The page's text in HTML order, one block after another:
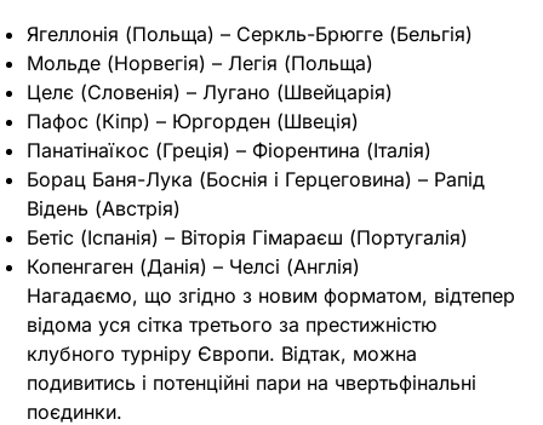
Ягеллонія (Польща) – Серкль-Брюгге (Бельгія)
Мольде (Норвегія) – Легія (Польща)
Целє (Словенія) – Лугано (Швейцарія)
Пафос (Кіпр) – Юргорден (Швеція)
Панатінаїкос (Греція) – Фіорентина (Італія)
Борац Баня-Лука (Боснія і Герцеговина) – Рапід
Відень (Австрія)
Бетіс (Іспанія) – Віторія Гімараєш (Португалія)
Копенгаген (Данія) – Челсі (Англія)
Нагадаємо, що згідно з новим форматом, відтепер
відома уся сітка третього за престижністю
клубного турніру Європи. Відтак, можна
подивитись і потенційні пари на чвертьфінальні
поєдинки.